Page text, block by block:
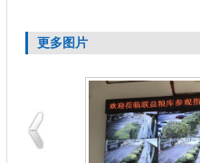
更多图片